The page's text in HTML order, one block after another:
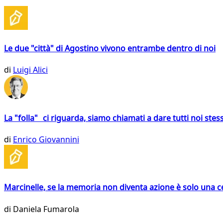
Le due "città" di Agostino vivono entrambe dentro di noi
di Luigi Alici
La "folla" ci riguarda, siamo chiamati a dare tutti noi
di Enrico Giovannini
Marcinelle, se la memoria non diventa azione è solo una
di Daniela Fumarola